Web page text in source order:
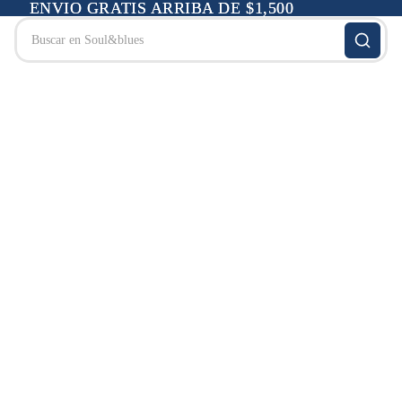
ENVIO GRATIS ARRIBA DE $1,500
ENVIO GRATIS ARRIBA DE $1,500